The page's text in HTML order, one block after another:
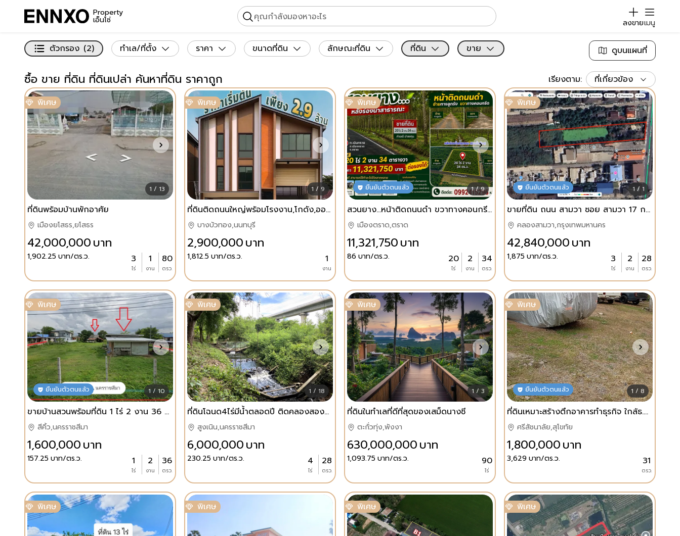
Property
เอ็นโซ่ คุณกำลังมองหาอะไร
ลงขายเมนู
ตัวกรอง (2) ทำเล/ที่ตั้ง ราคา ขนาดที่ดิน ลักษณะที่ดิน ที่ดิน ขาย ดูบนแผนที่
ซื้อ ขาย ที่ดิน ที่ดินเปล่า ค้นหาที่ดิน ราคาถูก เรียงตาม:
ที่เกี่ยวข้อง
พิเศษ
1 / 13
ที่ดินพร้อมบ้านพักอาศัย
เมืองยโสธร,ยโสธร
42,000,000บาท
1,902.25 บาท/ตร.ว. 3
ไร่
1
งาน
80
ตรว.
พิเศษ
1 / 9
ที่ดินติดถนนใหญ่พร้อมโรงงาน,โกดัง,ออฟฟิศใหม่ราคาเพียง2.9ล้านบาทเท่านั้น โทร 091-115-1105
บางบัวทอง,นนทบุรี
2,900,000บาท
1,812.5 บาท/ตร.ว. 1
งาน
พิเศษ
1 / 9
ยืนยันตัวตนแล้ว
สวนยาง...หน้าติดถนนดำ ขวาทางคอนกรีด ซ้ายทางลูกรัง หลังร่องน้ำสาธารณะ 📌เนื้อที่ 20 ไร่ 2 งาน 34 ตารางวา ต.เนินทราย อ.เมืองตราด จ.ตราด
เมืองตราด,ตราด
11,321,750บาท
86บาท/ตร.ว. 20
ไร่
2
งาน
34
ตรว.
พิเศษ
1 / 1
ยืนยันตัวตนแล้ว
ขายที่ดิน ถนน สามวา ซอย สามวา 17 กรุงเทพ
คลองสามวา,กรุงเทพมหานคร
42,840,000บาท
1,875 บาท/ตร.ว. 3
ไร่
2
งาน
28
ตรว.
พิเศษ
1 / 10
ยืนยันตัวตนแล้ว
ขายบ้านสวนพร้อมที่ดิน 1 ไร่ 2 งาน 36 ตร.ว. วิวภูเขา อ.สีคิ้ว จ.นครราชสีมา ราคา 1.6 ล้าน
สีคิ้ว,นครราชสีมา
1,600,000บาท
157.25 บาท/ตร.ว. 1
ไร่
2
งาน
36
ตรว.
พิเศษ
1 / 18
ที่ดินโฉนด4ไร่มีน้ำตลอดปี ติดคลองสองด้าน อ.สูงเนิน จ.นครราชสีมา
สูงเนิน,นครราชสีมา
6,000,000บาท
230.25 บาท/ตร.ว. 4
ไร่
28
ตรว.
พิเศษ
1 / 3
ที่ดินในทำเลที่ดีที่สุดของเสม็ดนางชี
ตะกั่วทุ่ง,พังงา
630,000,000บาท
1,093.75 บาท/ตร.ว. 90
ไร่
พิเศษ
1 / 8
ยืนยันตัวตนแล้ว
ที่ดินเหมาะสร้างตึกอาคารทำธุรกิจ ใกล้ธ.ออมสิน ศรีสัชนาลัย
ศรีสัชนาลัย,สุโขทัย
1,800,000บาท
3,629บาท/ตร.ว. 31
ตรว.
พิเศษ พิเศษ พิเศษ พิเศษ